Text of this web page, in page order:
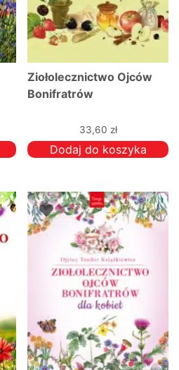
Ziołolecznictwo Ojców
Bonifratrów
33,60 zł
Dodaj do koszyka